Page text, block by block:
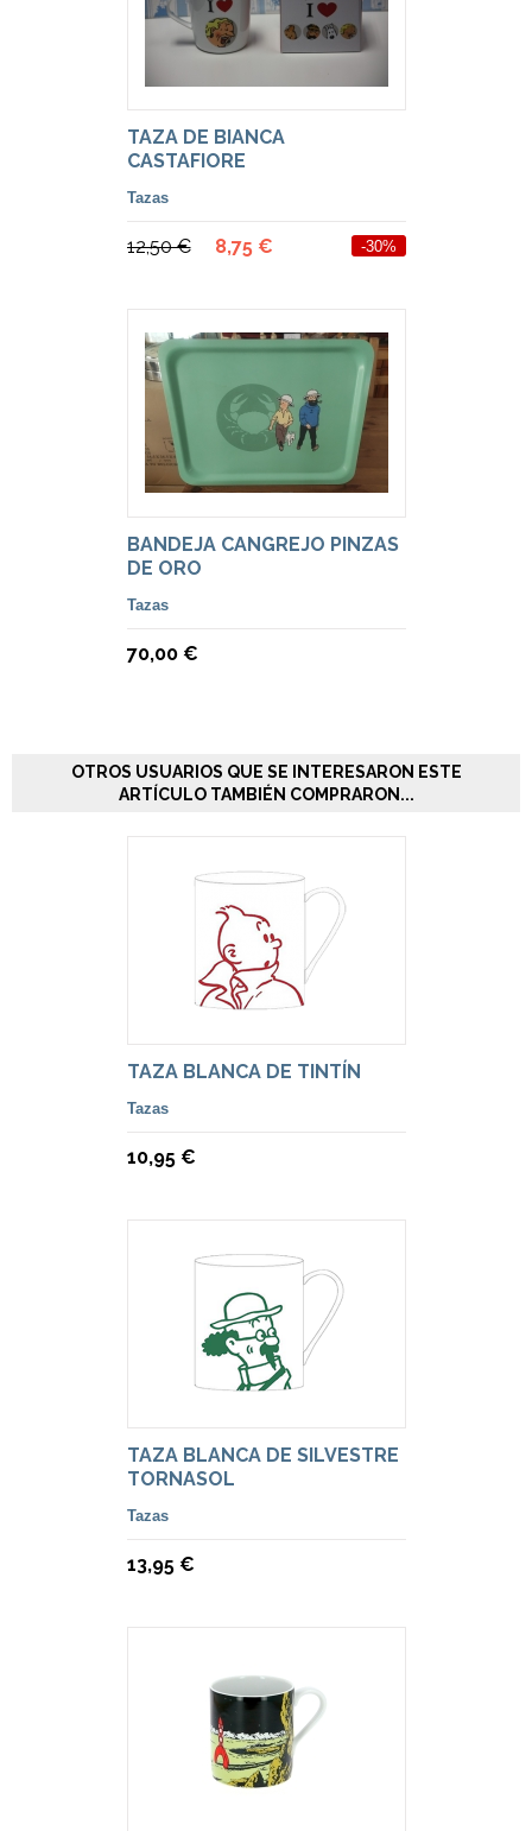
TAZA DE BIANCA
CASTAFIORE
Tazas
12,50 € 8,75 € -30%
BANDEJA CANGREJO PINZAS
DE ORO
Tazas
70,00 €
OTROS USUARIOS QUE SE INTERESARON ESTE
ARTÍCULO TAMBIÉN COMPRARON...
TAZA BLANCA DE TINTÍN
Tazas
10,95 €
TAZA BLANCA DE SILVESTRE
TORNASOL
Tazas
13,95 €